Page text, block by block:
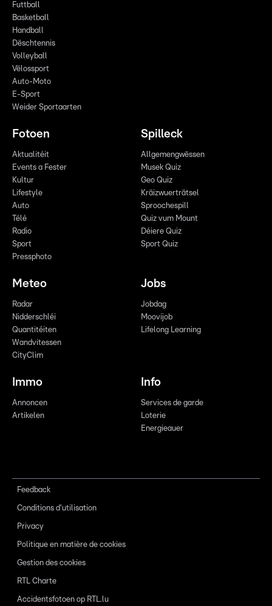
Futtball
Basketball
Handball
Dëschtennis
Volleyball
Vëlossport
Auto-Moto
E-Sport
Weider Sportaarten
Fotoen
Aktualitéit
Events a Fester
Kultur
Lifestyle
Auto
Télé
Radio
Sport
Pressphoto
Spilleck
Allgemengwëssen
Musek Quiz
Geo Quiz
Kräizwuerträtsel
Sproochespill
Quiz vum Mount
Déiere Quiz
Sport Quiz
Meteo
Radar
Nidderschléi
Quantitéiten
Wandvitessen
CityClim
Jobs
Jobdag
Moovijob
Lifelong Learning
Immo
Annoncen
Artikelen
Info
Services de garde
Loterie
Energieauer
Feedback
Conditions d'utilisation
Privacy
Politique en matière de cookies
Gestion des cookies
RTL Charte
Accidentsfotoen op RTL.lu